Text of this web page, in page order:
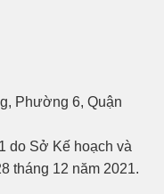
Phường 6, Quận
do Sở Kế hoạch và
tháng 12 năm 2021.